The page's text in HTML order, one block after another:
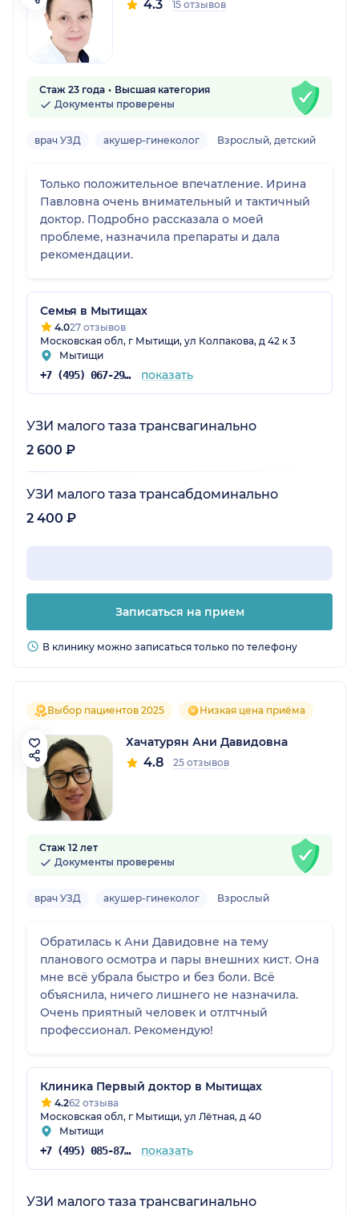
4.3 15 отзывов
Стаж 23 года
Высшая категория
Документы проверены
врач УЗД акушер-гинеколог Взрослый, детский
Только положительное впечатление. Ирина
Павловна очень внимательный и тактичный
доктор. Подробно рассказала о моей
проблеме, назначила препараты и дала
рекомендации.
Семья в Мытищах
4.027 отзывов
Московская обл, г Мытищи, ул Колпакова, д 42 к 3
Мытищи
+7 (495) 067-29-85 показать
УЗИ малого таза трансвагинально
2 600 ₽
УЗИ малого таза трансабдоминально
2 400 ₽
Записаться на прием
В клинику можно записаться только по телефону
Выбор пациентов 2025 Низкая цена приёма
Хачатурян Ани Давидовна
4.8 25 отзывов
Стаж 12 лет
Документы проверены
врач УЗД акушер-гинеколог Взрослый
Обратилась к Ани Давидовне на тему
планового осмотра и пары внешних кист. Она
мне всë убрала быстро и без боли. Всë
объяснила, ничего лишнего не назначила.
Очень приятный человек и отлтчный
профессионал. Рекомендую!
Клиника Первый доктор в Мытищах
4.262 отзыва
Московская обл, г Мытищи, ул Лётная, д 40
Мытищи
+7 (495) 085-87-25 показать
УЗИ малого таза трансвагинально